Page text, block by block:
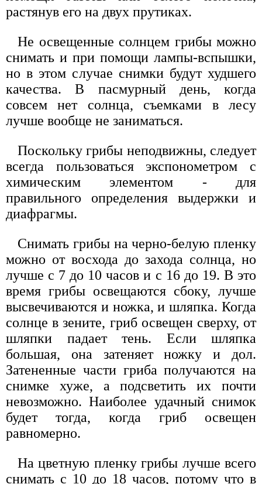
растянув его на двух прутиках.
Не освещенные солнцем грибы можно
снимать и при помощи лампы-вспышки,
но в этом случае снимки будут худшего
качества. В пасмурный день, когда
совсем нет солнца, съемками в лесу
лучше вообще не заниматься.
Поскольку грибы неподвижны, следует
всегда пользоваться экспонометром с
химическим элементом - для
правильного определения выдержки и
диафрагмы.
Снимать грибы на черно-белую пленку
можно от восхода до захода солнца, но
лучше с 7 до 10 часов и с 16 до 19. В это
время грибы освещаются сбоку, лучше
высвечиваются и ножка, и шляпка. Когда
солнце в зените, гриб освещен сверху, от
шляпки падает тень. Если шляпка
большая, она затеняет ножку и дол.
Затененные части гриба получаются на
снимке хуже, а подсветить их почти
невозможно. Наиболее удачный снимок
будет тогда, когда гриб освещен
равномерно.
На цветную пленку грибы лучше всего
снимать с 10 до 18 часов, потому что в